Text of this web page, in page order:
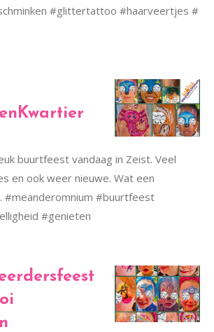
#glittertattoo #haarveertjes #
buurtfeest vandaag in Zeist. Veel
en ook weer nieuwe. Wat een
#meanderomnium #buurtfeest
#genieten